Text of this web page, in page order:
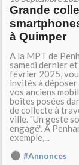
Grande
à Quimper
A la MPT de
samedi dernier et
février 2025,
invités à
vos anciens
boites posées
de collecte à
ville. "Un geste
engagé". A
exemple,...
#Annonces